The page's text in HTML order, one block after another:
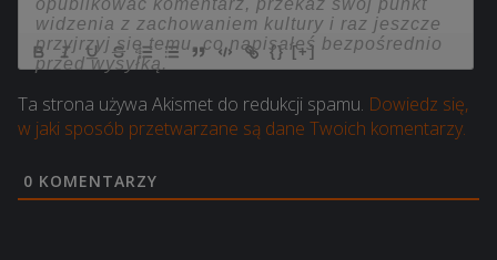
{} [+]
Ta strona używa Akismet do redukcji spamu. Dowiedz się,
w jaki sposób przetwarzane są dane Twoich komentarzy.
0 KOMENTARZY